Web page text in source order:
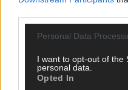
Personal Data
I want to opt-out of the
personal data.
Opted In